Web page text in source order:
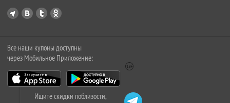
Все наши купоны доступны
через Мобильное Приложение:
Ищите скидки поблизости,